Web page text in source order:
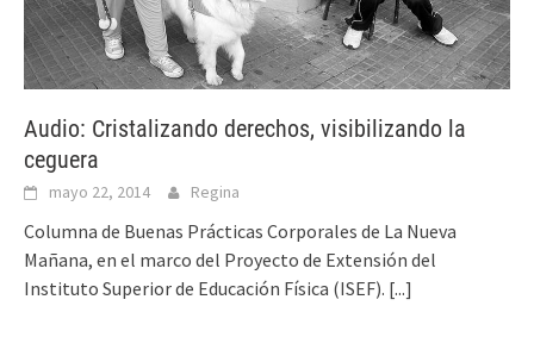
Audio: Cristalizando derechos, visibilizando la
ceguera
mayo 22, 2014 Regina
Columna de Buenas Prácticas Corporales de La Nueva
Mañana, en el marco del Proyecto de Extensión del
Instituto Superior de Educación Física (ISEF). [...]